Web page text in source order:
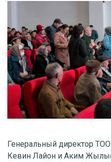
Генеральный директор
Кевин Лайон и Аким